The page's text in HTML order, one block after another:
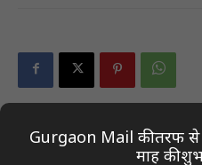
Gurgaon Mail की तरफ
माह की